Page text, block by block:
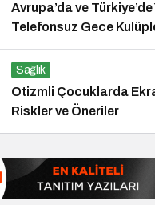
Avrupa’da ve
Telefonsuz Gece
Sağlık
Otizmli Çocuklarda
Riskler ve Öneriler